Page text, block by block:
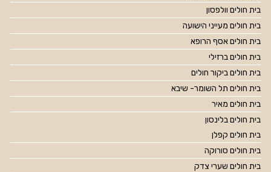
בית חולים וולפסון
בית חולים מעייני הישועה
בית חולים אסף הרופא
בית חולים ברזילי
בית חולים ביקור חולים
בית חולים תל השומר- שיבא
בית חולים מאיר
בית חולים בלינסון
בית חולים קפלן
בית חולים סורוקה
בית חולים שערי צדק